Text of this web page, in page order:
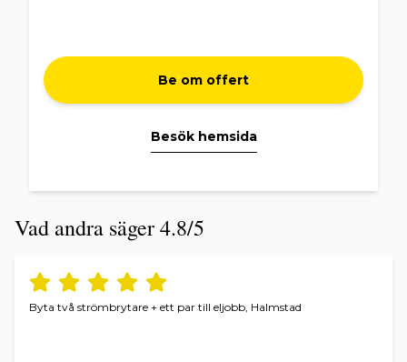
Be om offert
Besök hemsida
Vad andra säger 4.8/5
Byta två strömbrytare + ett par till eljobb, Halmstad